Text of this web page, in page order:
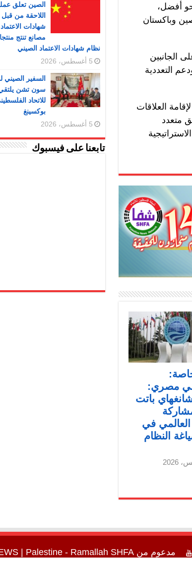
أفضل،
وباكستان
الجانبين
التعددية
من جانبه، قال دار إن الجانب الباكستاني مستعد لاغتنام الذكرى الـ75 لإقامة العلاقات
متعدد
مصري:
باتت
في
النظام
الصين تعلق
اللاحقة من قبل
شهادات
مصانع تنتج
نظام شهادات الاعتماد الصيني
5 أغسطس، 2026
السفير
سون تشن يلتقي
للاتحاد
بوكسينغ
5 أغسطس، 2026
تابعنا على فيسبوك
مدعوم من | Palestine - Ramallah SHFA شفا